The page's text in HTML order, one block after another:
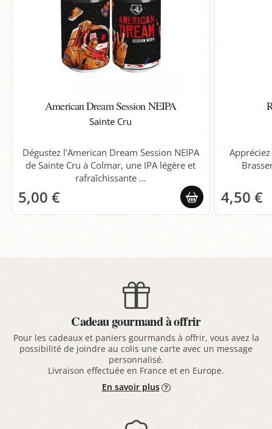
American Dream Session NEIPA
Sainte Cru
Dégustez l'American Dream Session NEIPA
de Sainte Cru à Colmar, une IPA légère et
rafraîchissante ...
5,00 €
Appréciez
4,50 €
Cadeau gourmand à offrir
Pour les cadeaux et paniers gourmands à offrir, vous avez la
possibilité de joindre au colis une carte avec un message
personnalisé.
Livraison effectuée en France et en Europe.
En savoir plus